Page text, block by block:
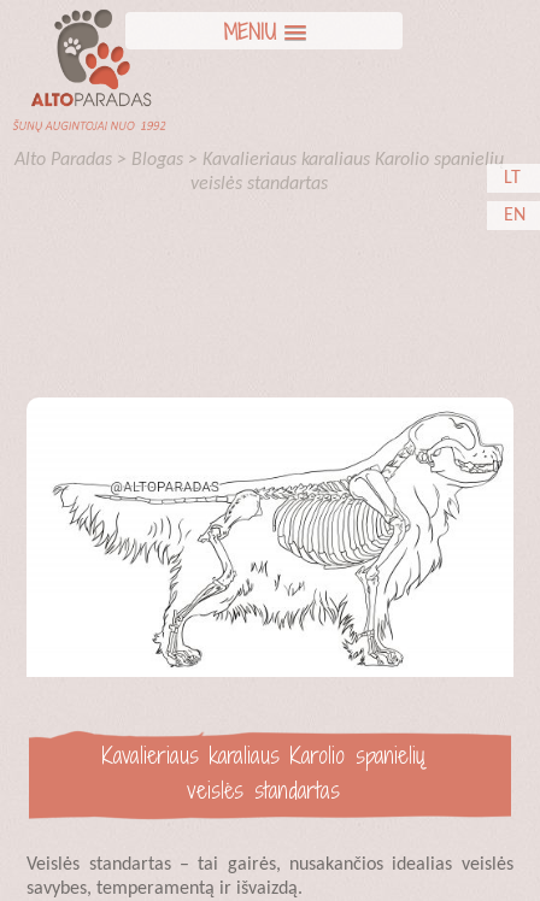
MENIU
Alto Paradas > Blogas > Kavalieriaus karaliaus Karolio spanielių
veislės standartas
LT
EN
Kavalieriaus karaliaus Karolio spanielių
veislės standartas
Veislės standartas – tai gairės, nusakančios idealias veislės
savybes, temperamentą ir išvaizdą.